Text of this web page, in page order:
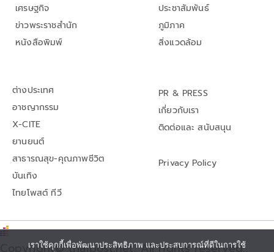
เศรษฐกิจ
ข่าวพระราชสำนัก
หนังสือพิมพ์
ประชาสัมพันธ์
ภูมิภาค
สิ่งแวดล้อม
ต่างประเทศ
อาชญากรรม
X-CITE
ยานยนต์
สาธารณสุข-คุณภาพชีวิต
บันเทิง
ไทยโพสต์ ทีวี
PR & PRESS
เกี่ยวกับเรา
ติดต่อและ สนับสนุน
Privacy Policy
Copyright© thaipost.net, All rights reserved.,
เราใช้คุกกี้เพื่อพัฒนาประสิทธิภาพ และประสบการณ์ที่ดีในการใช้